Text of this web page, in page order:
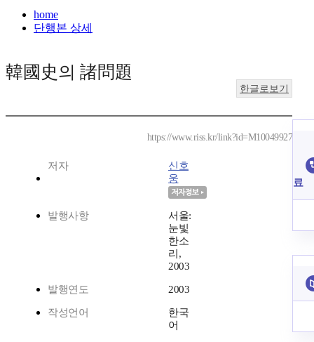
home
단행본 상세
韓國史의 諸問題
한글로보기
https://www.riss.kr/link?id=M10049927
저자
신호
웅
발행사항
서울:
눈빛
한소
리,
2003
발행연도 2003
작성언어
한국
어
료